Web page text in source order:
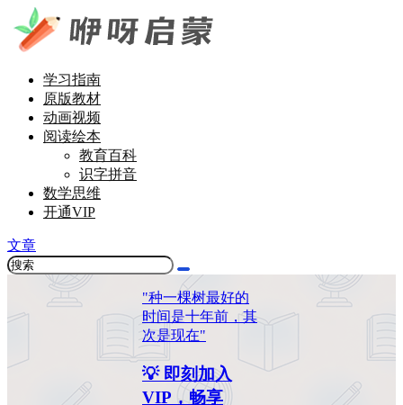
学习指南
原版教材
动画视频
阅读绘本
教育百科
识字拼音
数学思维
开通VIP
文章
"种一棵树最好的
时间是十年前，其
次是现在"
💡 即刻加入
VIP，畅享